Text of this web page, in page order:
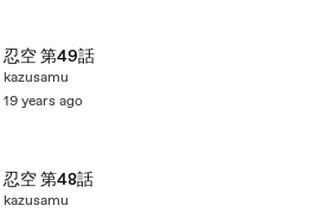
忍空 第49話
kazusamu
19 years ago
忍空 第48話
kazusamu